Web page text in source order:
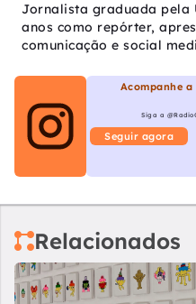
Jornalista graduada pela
anos como repórter,
comunicação e social
Acompanhe a
Siga a
Seguir agora
Relacionados